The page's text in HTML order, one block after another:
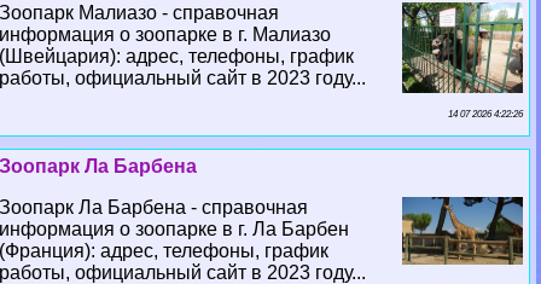
Зоопарк Малиазо - справочная
информация о зоопарке в г. Малиазо
(Швейцария): адрес, телефоны, график
работы, официальный сайт в 2023 году...
14 07 2026 4:22:26
Зоопарк Ла Барбена
Зоопарк Ла Барбена - справочная
информация о зоопарке в г. Ла Барбен
(Франция): адрес, телефоны, график
работы, официальный сайт в 2023 году...